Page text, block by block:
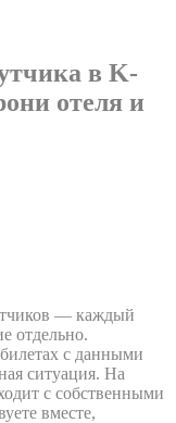
в K-
отеля и
— каждый
отдельно.
с данными
ситуация. На
с собственными
вместе,